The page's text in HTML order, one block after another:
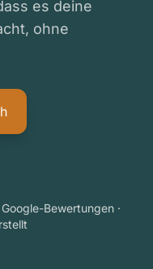
es deine
ohne
Bewertungen ·